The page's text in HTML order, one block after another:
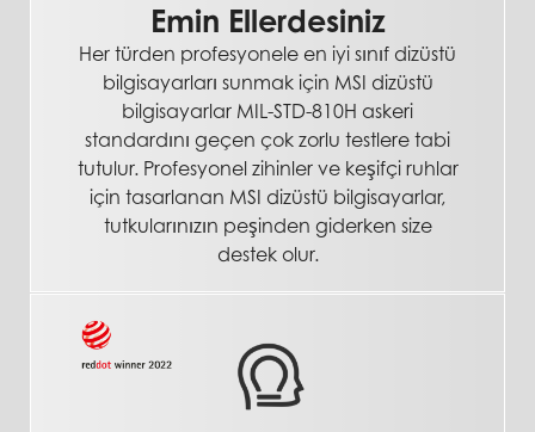
Emin Ellerdesiniz
Her türden profesyonele en iyi sınıf dizüstü
bilgisayarları sunmak için MSI dizüstü
bilgisayarlar MIL-STD-810H askeri
standardını geçen çok zorlu testlere tabi
tutulur. Profesyonel zihinler ve keşifçi ruhlar
için tasarlanan MSI dizüstü bilgisayarlar,
tutkularınızın peşinden giderken size
destek olur.